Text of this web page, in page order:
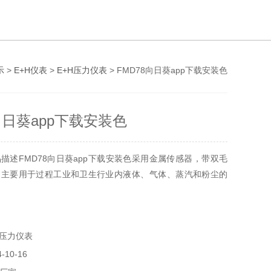
> E+H仪表 > E+H压力仪表 > FMD78向日葵app下载安装色
葵app下载安装色
描述FMD78向日葵app下载安装色采用金属传感器，带双毛
主要用于过程工业和卫生行业内液体、气体、蒸汽和粉尘的
压力仪表
10-16